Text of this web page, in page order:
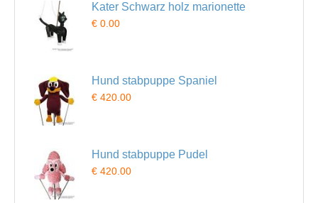
Kater Schwarz holz marionette
€ 0.00
Hund stabpuppe Spaniel
€ 420.00
Hund stabpuppe Pudel
€ 420.00